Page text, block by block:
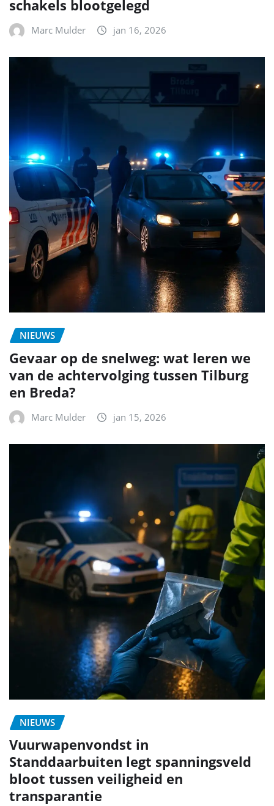
schakels blootgelegd
Marc Mulder jan 16, 2026
NIEUWS
Gevaar op de snelweg: wat leren we
van de achtervolging tussen Tilburg
en Breda?
Marc Mulder jan 15, 2026
NIEUWS
Vuurwapenvondst in
Standdaarbuiten legt spanningsveld
bloot tussen veiligheid en
transparantie